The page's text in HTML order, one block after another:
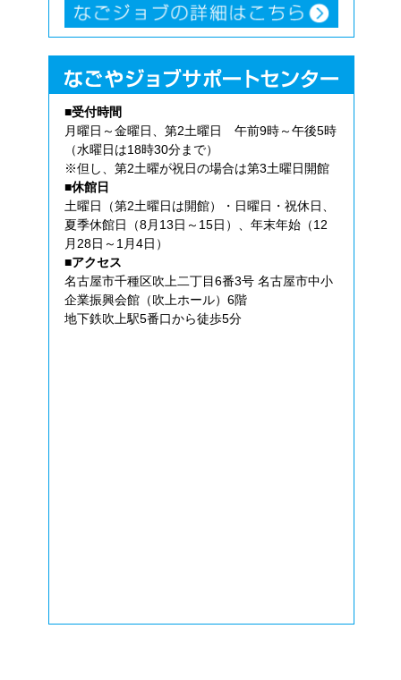
■受付時間
月曜日～金曜日、第2土曜日 午前9時～午後5時
（水曜日は18時30分まで）
※但し、第2土曜が祝日の場合は第3土曜日開館
■休館日
土曜日（第2土曜日は開館）・日曜日・祝休日、
夏季休館日（8月13日～15日）、年末年始（12
月28日～1月4日）
■アクセス
名古屋市千種区吹上二丁目6番3号 名古屋市中小
企業振興会館（吹上ホール）6階
地下鉄吹上駅5番口から徒歩5分